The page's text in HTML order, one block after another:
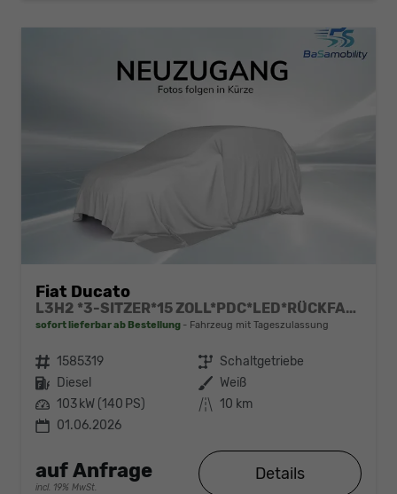
Fiat Ducato
L3H2 *3-SITZER*15 ZOLL*PDC*LED*RÜCKFAHRKAMERA*DAB*KLIMA*HECKTÜRE 260°*
sofort lieferbar ab Bestellung Fahrzeug mit Tageszulassung
Fahrzeugnr. 1585319 Getriebe Schaltgetriebe
Kraftstoff Diesel Außenfarbe Weiß
Leistung 103 kW (140 PS) Kilometerstand 10 km
01.06.2026
auf Anfrage
incl. 19% MwSt.
Details